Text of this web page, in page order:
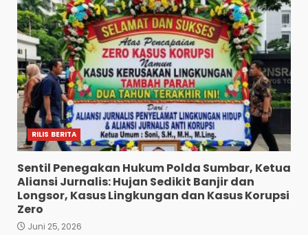
RILIS BERITA
Sentil Penegakan Hukum Polda Sumbar, Ketua
Aliansi Jurnalis: Hujan Sedikit Banjir dan
Longsor, Kasus Lingkungan dan Kasus Korupsi
Zero
Juni 25, 2026